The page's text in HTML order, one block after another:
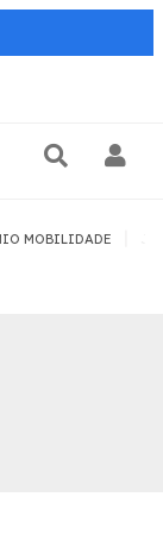
MOBILIDADE